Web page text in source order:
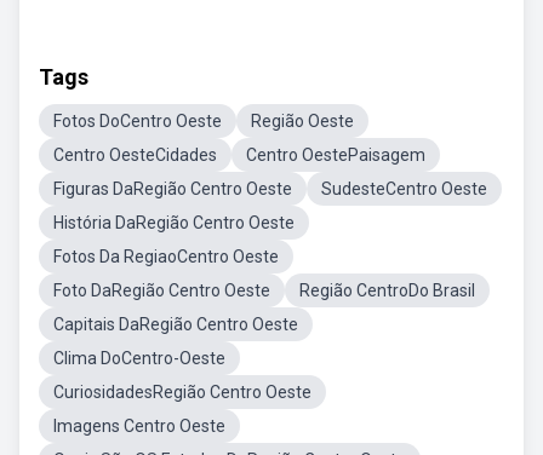
Tags
Fotos DoCentro Oeste
Região Oeste
Centro OesteCidades
Centro OestePaisagem
Figuras DaRegião Centro Oeste
SudesteCentro Oeste
História DaRegião Centro Oeste
Fotos Da RegiaoCentro Oeste
Foto DaRegião Centro Oeste
Região CentroDo Brasil
Capitais DaRegião Centro Oeste
Clima DoCentro-Oeste
CuriosidadesRegião Centro Oeste
Imagens Centro Oeste